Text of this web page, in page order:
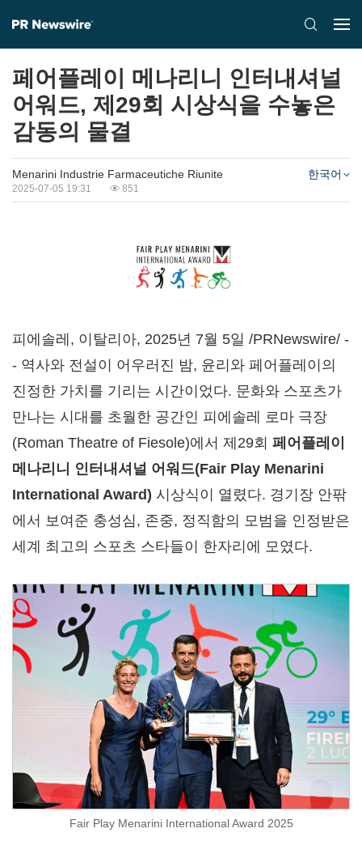
페어플레이 메나리니 인터내셔널
어워드, 제29회 시상식을 수놓은
감동의 물결
Menarini Industrie Farmaceutiche Riunite
2025-07-05 19:31 851
한국어
피에솔레, 이탈리아, 2025년 7월 5일 /PRNewswire/ -
- 역사와 전설이 어우러진 밤, 윤리와 페어플레이의
진정한 가치를 기리는 시간이었다. 문화와 스포츠가
만나는 시대를 초월한 공간인 피에솔레 로마 극장
(Roman Theatre of Fiesole)에서 제29회 페어플레이
메나리니 인터내셔널 어워드(Fair Play Menarini
International Award) 시상식이 열렸다. 경기장 안팎
에서 보여준 충성심, 존중, 정직함의 모범을 인정받은
세계 최고의 스포츠 스타들이 한자리에 모였다.
Fair Play Menarini International Award 2025